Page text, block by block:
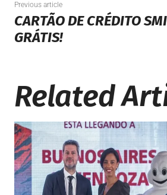
Previous article
CARTÃO DE CRÉDITO
GRÁTIS!
Related